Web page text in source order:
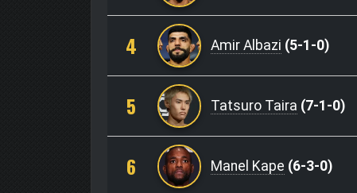
4 Amir Albazi (5-1-0)
5 Tatsuro Taira (7-1-0)
6 Manel Kape (6-3-0)